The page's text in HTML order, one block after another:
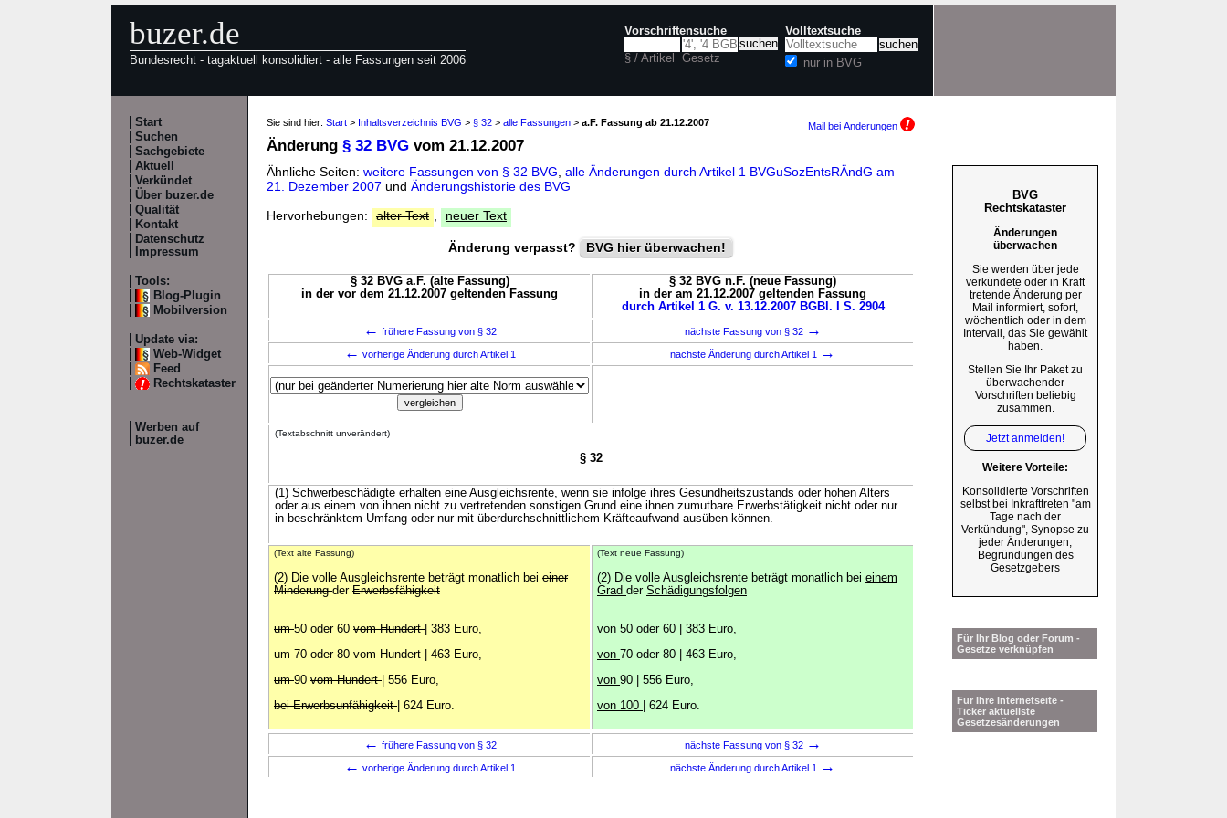
buzer.de
Bundesrecht - tagaktuell konsolidiert - alle Fassungen seit 2006
Vorschriftensuche
§ / Artikel Gesetz
Volltextsuche
nur in BVG
Start
Suchen
Sachgebiete
Aktuell
Verkündet
Über buzer.de
Qualität
Kontakt
Datenschutz
Impressum
Tools:
Blog-Plugin
Mobilversion
Update via:
Web-Widget
Feed
Rechtskataster
Werben auf
buzer.de
Sie sind hier: Start > Inhaltsverzeichnis BVG > § 32 > alle Fassungen > a.F. Fassung ab 21.12.2007 Mail bei Änderungen
Änderung § 32 BVG vom 21.12.2007
Ähnliche Seiten: weitere Fassungen von § 32 BVG alle Änderungen durch Artikel 1 BVGuSozEntsRÄndG am
21. Dezember 2007 und Änderungshistorie des BVG
Hervorhebungen:
alter Text neuer Text
Änderung verpasst? BVG hier überwachen!
§ 32 BVG a.F. (alte Fassung)
in der vor dem 21.12.2007 geltenden Fassung
§ 32 BVG n.F. (neue Fassung)
in der am 21.12.2007 geltenden Fassung
durch Artikel 1 G. v. 13.12.2007 BGBl. I S. 2904
← frühere Fassung von § 32 nächste Fassung von § 32 →
← vorherige Änderung durch Artikel 1 nächste Änderung durch Artikel 1 →
(Textabschnitt unverändert)
§ 32
(1) Schwerbeschädigte erhalten eine Ausgleichsrente, wenn sie infolge ihres Gesundheitszustands oder hohen Alters
oder aus einem von ihnen nicht zu vertretenden sonstigen Grund eine ihnen zumutbare Erwerbstätigkeit nicht oder nur
in beschränktem Umfang oder nur mit überdurchschnittlichem Kräfteaufwand ausüben können.
(Text alte Fassung)
(2) Die volle Ausgleichsrente beträgt monatlich bei einer
Minderungder Erwerbsfähigkeit
um50 oder 60 vom Hundert | 383 Euro,
um70 oder 80 vom Hundert | 463 Euro,
um90 vom Hundert | 556 Euro,
bei Erwerbsunfähigkeit | 624 Euro.
(Text neue Fassung)
(2) Die volle Ausgleichsrente beträgt monatlich bei einem
Grad der Schädigungsfolgen
von 50 oder 60 | 383 Euro,
von 70 oder 80 | 463 Euro,
von 90 | 556 Euro,
von 100
| 624 Euro.
← frühere Fassung von § 32 nächste Fassung von § 32 →
← vorherige Änderung durch Artikel 1 nächste Änderung durch Artikel 1 →
BVG
Rechtskataster
Änderungen
überwachen
Sie werden über jede
verkündete oder in Kraft
tretende Änderung per
Mail informiert, sofort,
wöchentlich oder in dem
Intervall, das Sie gewählt
haben.
Stellen Sie Ihr Paket zu
überwachender
Vorschriften beliebig
zusammen.
Jetzt anmelden!
Weitere Vorteile:
Konsolidierte Vorschriften
selbst bei Inkrafttreten "am
Tage nach der
Verkündung", Synopse zu
jeder Änderungen,
Begründungen des
Gesetzgebers
Für Ihr Blog oder Forum -
Gesetze verknüpfen
Für Ihre Internetseite -
Ticker aktuellste
Gesetzesänderungen